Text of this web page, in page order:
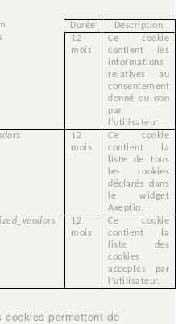
Durée
Description
12
mois
Ce cookie
contient les
informations
relatives au
consentement
donné ou non
par
l’utilisateur.
12
mois
Ce cookie
contient la
liste de tous
les cookies
déclarés dans
le widget
Axeptio.
12
mois
Ce cookie
contient la
liste des
cookies
acceptés par
l’utilisateur.
cookies permettent de